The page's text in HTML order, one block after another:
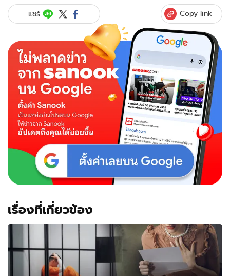
แชร์ Copy link
เรื่องที่เกี่ยวข้อง